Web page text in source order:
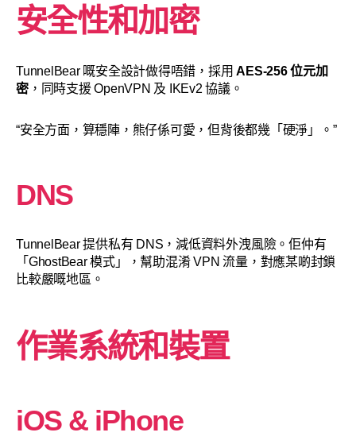
安全性和加密
TunnelBear 嘅安全設計做得唔錯，採用AES-256 位元加
密，同時支援 OpenVPN 及 IKEv2 協議。
“安全方面，算穩陣，熊仔係可愛，但背後都幾「硬淨」。”
DNS
TunnelBear 提供私有 DNS，減低資料外洩風險。佢仲有
「GhostBear 模式」，幫助混淆 VPN 流量，對應某啲封鎖
比較嚴嘅地區。
作業系統和裝置
iOS & iPhone